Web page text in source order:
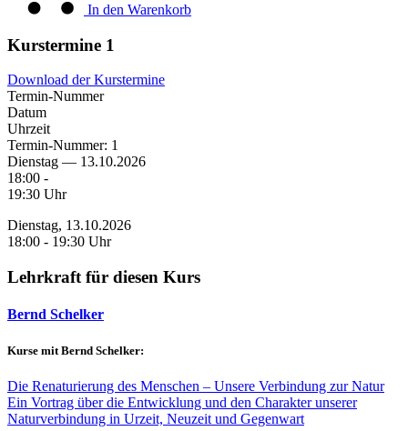
In den Warenkorb
Kurstermine 1
Download der Kurstermine
Termin-Nummer
Datum
Uhrzeit
Termin-Nummer: 1
Dienstag — 13.10.2026
18:00 -
19:30 Uhr
Dienstag, 13.10.2026
18:00 - 19:30 Uhr
Lehrkraft für diesen Kurs
Bernd Schelker
Kurse mit Bernd Schelker:
Die Renaturierung des Menschen – Unsere Verbindung zur Natur
Ein Vortrag über die Entwicklung und den Charakter unserer
Naturverbindung in Urzeit, Neuzeit und Gegenwart